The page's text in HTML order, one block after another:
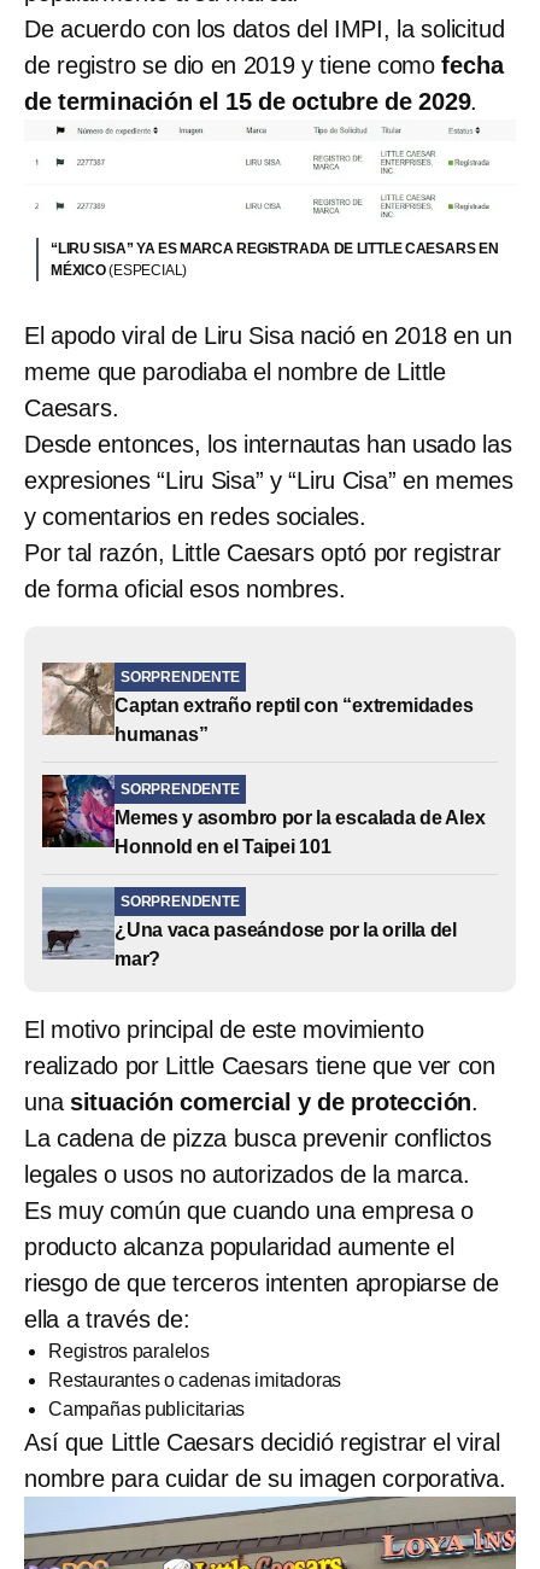
De acuerdo con los datos del IMPI, la solicitud
de registro se dio en 2019 y tiene comofecha
de terminación el 15 de octubre de 2029.
“LIRU SISA” YA ES MARCA REGISTRADA DE LITTLE CAESARS EN
MÉXICO(ESPECIAL)
El apodo viral de Liru Sisa nació en 2018 en un
meme que parodiaba el nombre de Little
Caesars.
Desde entonces, los internautas han usado las
expresiones “Liru Sisa” y “Liru Cisa” en memes
y comentarios en redes sociales.
Por tal razón, Little Caesars optó por registrar
de forma oficial esos nombres.
SORPRENDENTE
Captan extraño reptil con “extremidades
humanas”
SORPRENDENTE
Memes y asombro por la escalada de Alex
Honnold en el Taipei 101
SORPRENDENTE
¿Una vaca paseándose por la orilla del
mar?
El motivo principal de este movimiento
realizado por Little Caesars tiene que ver con
una situación comercial y de protección.
La cadena de pizza busca prevenir conflictos
legales o usos no autorizados de la marca.
Es muy común que cuando una empresa o
producto alcanza popularidad aumente el
riesgo de que terceros intenten apropiarse de
ella a través de:
Registros paralelos
Restaurantes o cadenas imitadoras
Campañas publicitarias
Así que Little Caesars decidió registrar el viral
nombre para cuidar de su imagen corporativa.